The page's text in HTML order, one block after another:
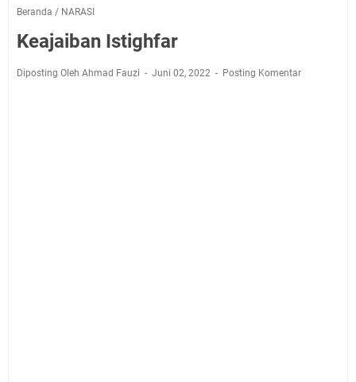
Beranda / NARASI
Keajaiban Istighfar
Diposting Oleh Ahmad Fauzi Juni 02, 2022 Posting Komentar